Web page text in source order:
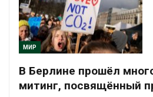
МИР
В Берлине прошёл
митинг, посвящённый